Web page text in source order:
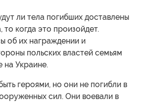
ли тела погибших доставлены
то когда это произойдет.
об их награждении и
польских властей семьям
на Украине.
героями, но они не погибли в
сил. Они воевали в